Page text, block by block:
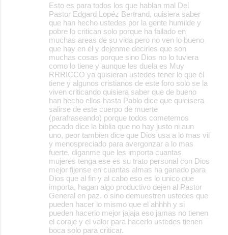
Esto es para todos los que hablan mal Del
Pastor Edgard Lopéz Bertrand, quisiera saber
que han hecho ustedes por la gente humilde y
pobre lo critican solo porque ha fallado en
muchas areas de su vida pero no ven lo bueno
que hay en él y dejenme decirles que son
muchas cosas porque sino Dios no lo tuviera
como lo tiene y aunque les duela es Muy
RRRICCO ya quisieran ustedes tener lo que él
tiene y algunos cristianos de este foro solo se la
viven criticando quisiera saber que de bueno
han hecho ellos hasta Pablo dice que quieisera
salirse de este cuerpo de muerte
(parafraseando) porque todos cometemos
pecado dice la biblia que no hay justo ni aun
uno, peor tambien dice que Dios usa a lo mas vil
y menospreciado para avergonzar a lo mas
fuerte, diganme que les importa cuantas
mujeres tenga ese es su trato personal con Dios
mejor fijense en cuantas almas ha ganado para
Dios que al fin y al cabo eso es lo unico que
importa, hagan algo productivo dejen al Pastor
General en paz. o sino demuestren ustedes que
pueden hacer lo mismo que el ahhhh y si
pueden hacerlo mejor jajaja eso jamas no tienen
el coraje y el valor para hacerlo ustedes tienen
boca solo para criticar.